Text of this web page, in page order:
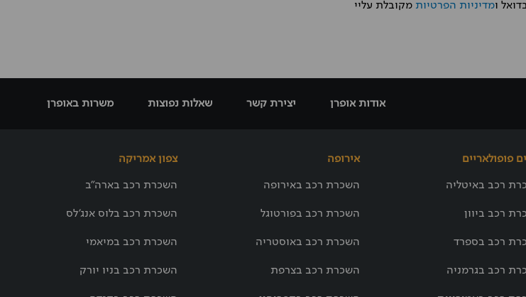
ומדיניות הפרטיות מקובלת עליי
אודות אופרן יצירת קשר שאלות נפוצות משרות באופרן
פופולאריים
רכב באיטליה
רכב ביוון
רכב בספרד
רכב בגרמניה
אירופה
השכרת רכב באירופה
השכרת רכב בפורטוגל
השכרת רכב באוסטריה
השכרת רכב בצרפת
צפון אמריקה
השכרת רכב בארה"ב
השכרת רכב בלוס אנג'לס
השכרת רכב במיאמי
השכרת רכב בניו יורק